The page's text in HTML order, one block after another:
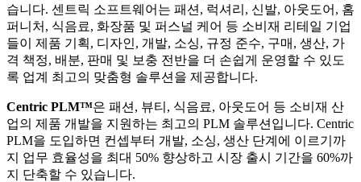
습니다. 센트릭 소프트웨어는 패션, 럭셔리, 신발, 아웃도어, 홈
퍼니처, 식음료, 화장품 및 퍼스널 케어 등 소비재 리테일 기업
들이 제품 기획, 디자인, 개발, 소싱, 규정 준수, 구매, 생산, 가
격 책정, 배분, 판매 및 보충 전반을 더 손쉽게 운영할 수 있도
록 업계 최고의 맞춤형 솔루션을 제공합니다.
Centric PLM™은 패션, 뷰티, 식음료, 아웃도어 등 소비재 산
업의 제품 개발을 지원하는 최고의 PLM 솔루션입니다. Centric
PLM을 도입하면 컨셉부터 개발, 소싱, 생산 단계에 이르기까
지 업무 효율성을 최대 50% 향상하고 시장 출시 기간을 60%까
지 단축할 수 있습니다.